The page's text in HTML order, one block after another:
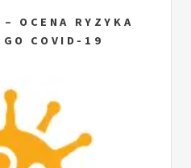
OCENA RYZYKA
COVID-19